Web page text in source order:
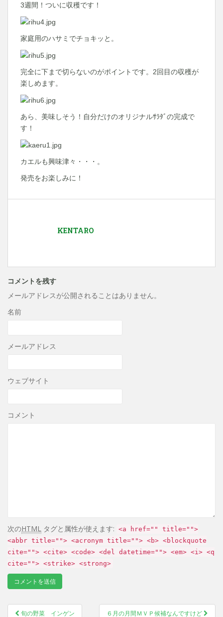
3週間！ついに収穫です！
家庭用のハサミでチョキッと。
完全に下まで切らないのがポイントです。2回目の収穫が
楽しめます。
あら、美味しそう！自分だけのオリジナルｻﾗﾀﾞの完成で
す！
カエルも興味津々・・・。
発売をお楽しみに！
KENTARO
コメントを残す
メールアドレスが公開されることはありません。
名前
メールアドレス
ウェブサイト
コメント
次のHTML タグと属性が使えます: <a href="" title="">
<abbr title=""> <acronym title=""> <b> <blockquote
cite=""> <cite> <code> <del datetime=""> <em> <i> <q
cite=""> <strike> <strong>
旬の野菜 インゲン ６月の月間ＭＶＰ候補なんですけど